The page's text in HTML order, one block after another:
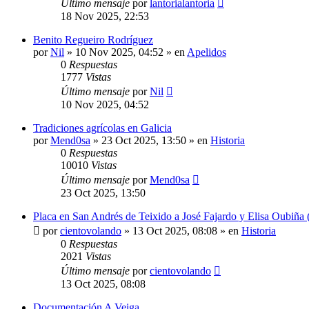
Último mensaje por lantorialantoria
18 Nov 2025, 22:53
Benito Regueiro Rodríguez
porNil » 10 Nov 2025, 04:52 » en Apelidos
0 Respuestas
1777 Vistas
Último mensaje porNil
10 Nov 2025, 04:52
Tradiciones agrícolas en Galicia
porMend0sa » 23 Oct 2025, 13:50 » en Historia
0 Respuestas
10010 Vistas
Último mensaje porMend0sa
23 Oct 2025, 13:50
Placa en San Andrés de Teixido a José Fajardo y Elisa Oubiña
porcientovolando » 13 Oct 2025, 08:08 » en Historia
0 Respuestas
2021 Vistas
Último mensaje porcientovolando
13 Oct 2025, 08:08